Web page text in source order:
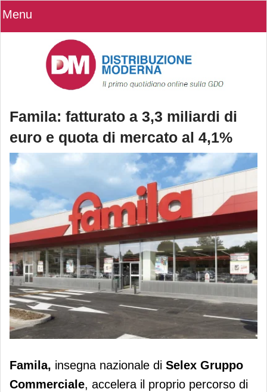
Menu
Famila: fatturato a 3,3 miliardi di
euro e quota di mercato al 4,1%
Famila: fatturato a 3,3 miliardi di euro
e quota di mercato al 4,1%
Famila, insegna nazionale di Selex Gruppo
Commerciale, accelera il proprio percorso di